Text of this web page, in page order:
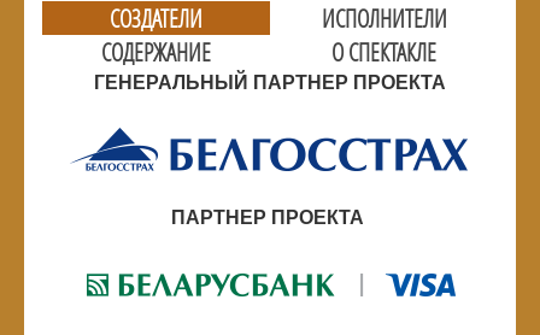
СОЗДАТЕЛИ
ИСПОЛНИТЕЛИ
СОДЕРЖАНИЕ
О СПЕКТАКЛЕ
ГЕНЕРАЛЬНЫЙ ПАРТНЕР ПРОЕКТА
ПАРТНЕР ПРОЕКТА